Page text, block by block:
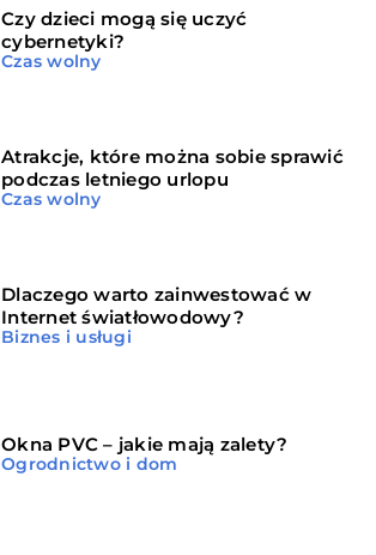
Czy dzieci mogą się uczyć
cybernetyki?
Czas wolny
Atrakcje, które można sobie sprawić
podczas letniego urlopu
Czas wolny
Dlaczego warto zainwestować w
Internet światłowodowy?
Biznes i usługi
Okna PVC – jakie mają zalety?
Ogrodnictwo i dom